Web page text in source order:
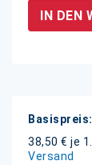
IN DEN
Weitere
38,50 € je
Versand